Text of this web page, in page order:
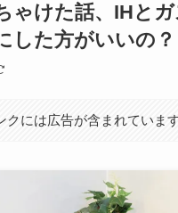
ゃけた話、IHと
した方がいいの？
クには広告が含まれています